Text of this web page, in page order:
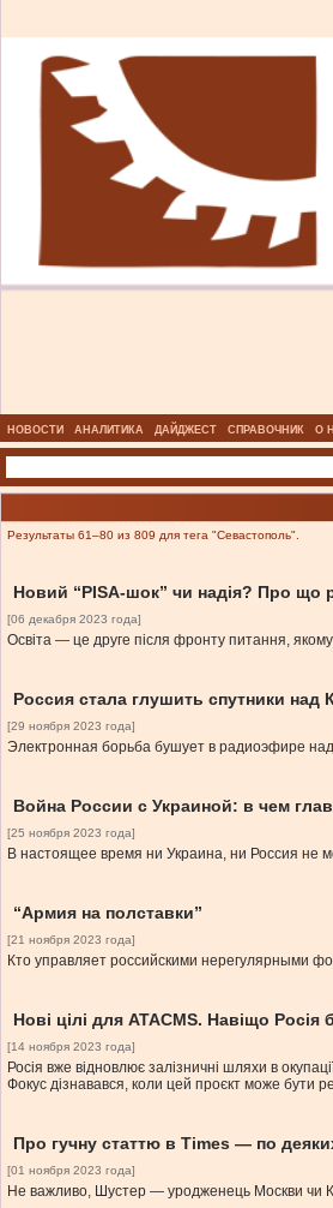
НОВОСТИ АНАЛИТИКА ДАЙДЖЕСТ СПРАВОЧНИК О
Результаты 61–80 из 809 для тега "Севастополь".
Новий “PISA-шок” чи надія? Про що
[06 декабря 2023 года]
Освіта — це друге після фронту питання,
Россия стала глушить спутники
[29 ноября 2023 года]
Электронная борьба бушует в радиоэфире
Война России с Украиной: в чем
[25 ноября 2023 года]
В настоящее время ни Украина, ни Россия не
“Армия на полставки”
[21 ноября 2023 года]
Кто управляет российскими нерегулярными
Нові цілі для ATACMS. Навіщо
[14 ноября 2023 года]
Росія вже відновлює залізничні шляхи в
Фокус дізнавався, коли цей проєкт може бути
Про гучну статтю в Times — по деяких
[01 ноября 2023 года]
Не важливо, Шустер — уродженець Москви чи